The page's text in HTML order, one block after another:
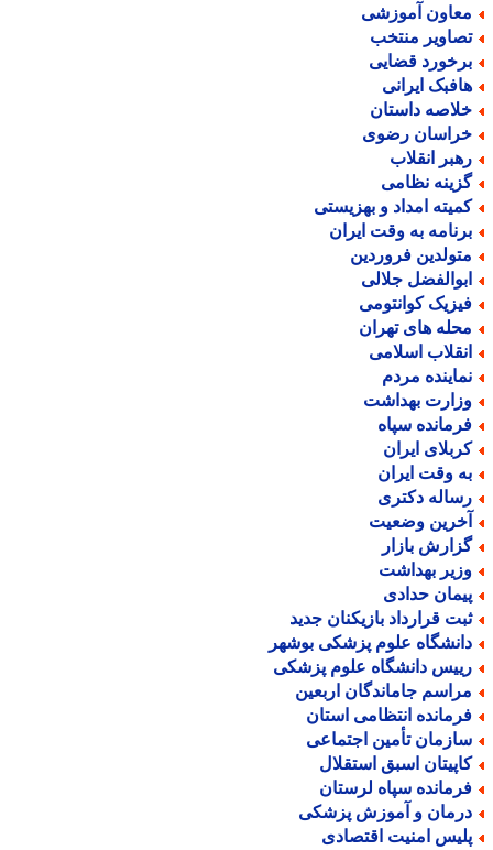
آموزشی
منتخب
قضایی
ایرانی
داستان
رضوی
انقلاب
نظامی
امداد و بهزیستی
به وقت ایران
فروردین
جلالی
کوانتومی
های تهران
اسلامی
مردم
بهداشت
سپاه
ایران
وقت ایران
دکتری
وضعیت
بازار
بهداشت
حدادی
قرارداد بازیکنان جدید
علوم پزشکی بوشهر
دانشگاه علوم پزشکی
جاماندگان اربعین
انتظامی استان
تأمین اجتماعی
اسبق استقلال
سپاه لرستان
و آموزش پزشکی
امنیت اقتصادی